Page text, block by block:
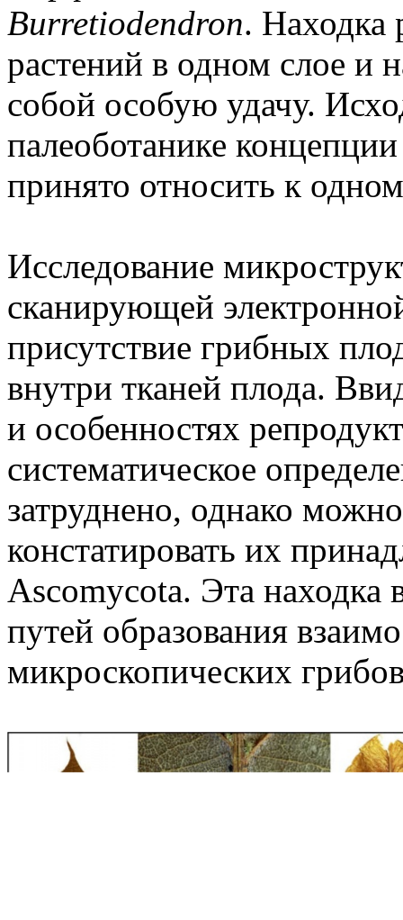
Burretiodendron. Находка
растений в одном слое и
собой особую удачу.
палеоботанике
принято относить к
Исследование
сканирующей
присутствие грибных
внутри тканей плода.
и особенностях
систематическое
затруднено, однако
констатировать их
Ascomycota. Эта находка
путей образования
микроскопических